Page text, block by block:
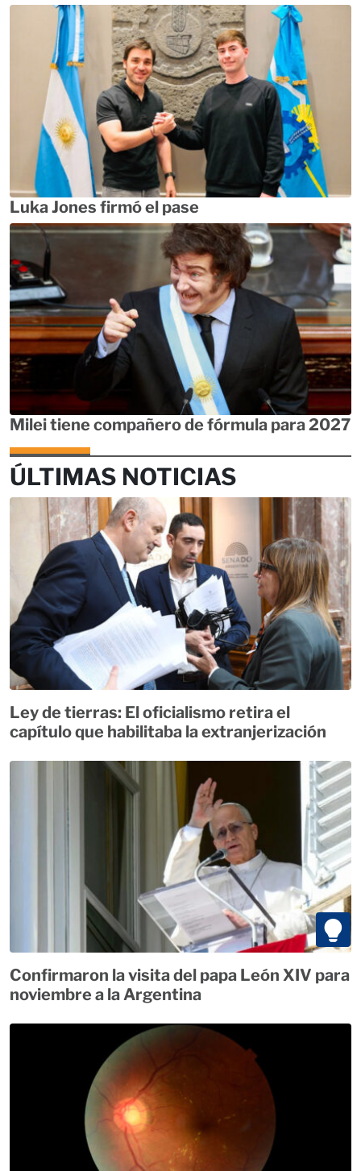
Luka Jones firmó el pase
Milei tiene compañero de fórmula para 2027
ÚLTIMAS NOTICIAS
Ley de tierras: El oficialismo retira el
capítulo que habilitaba la extranjerización
Confirmaron la visita del papa León XIV para
noviembre a la Argentina